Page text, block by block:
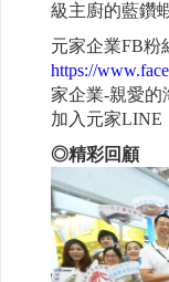
級主廚的藍鑽
元家企業FB粉
https://
家企業-親愛的
加入元家LINE
◎精彩回顧